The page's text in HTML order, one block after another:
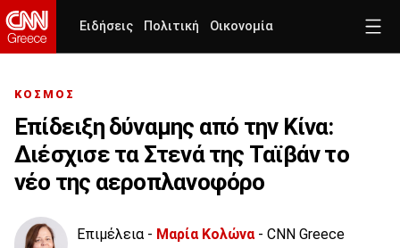
Ειδήσεις Πολιτική Οικονομία
ΚΟΣΜΟΣ
Επίδειξη δύναμης από την Κίνα:
Διέσχισε τα Στενά της Ταϊβάν το
νέο της αεροπλανοφόρο
Επιμέλεια - Μαρία Κολώνα- CNN Greece